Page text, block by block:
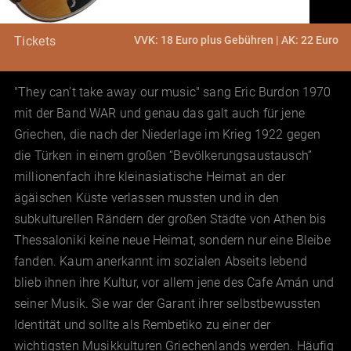
Tickets VVK: 18 Euro plus Gebühren | AK: 22 Euro
"They can’t take away our music" sang Eric Burdon 1970
mit der Band WAR und genau das galt auch für jene
Griechen, die nach der Niederlage im Krieg 1922 gegen
die Türken in einem großen “Bevölkerungsaustausch”
millionenfach ihre kleinasiatische Heimat an der
ägäischen Küste verlassen mussten und in den
subkulturellen Rändern der großen Städte von Athen bis
Thessaloniki keine neue Heimat, sondern nur eine Bleibe
fanden. Kaum anerkannt im sozialen Abseits lebend
blieb ihnen ihre Kultur, vor allem jene des Cafe Amán und
seiner Musik. Sie war der Garant ihrer selbstbewussten
Identität und sollte als Rembetiko zu einer der
wichtigsten Musikkulturen Griechenlands werden. Häufig